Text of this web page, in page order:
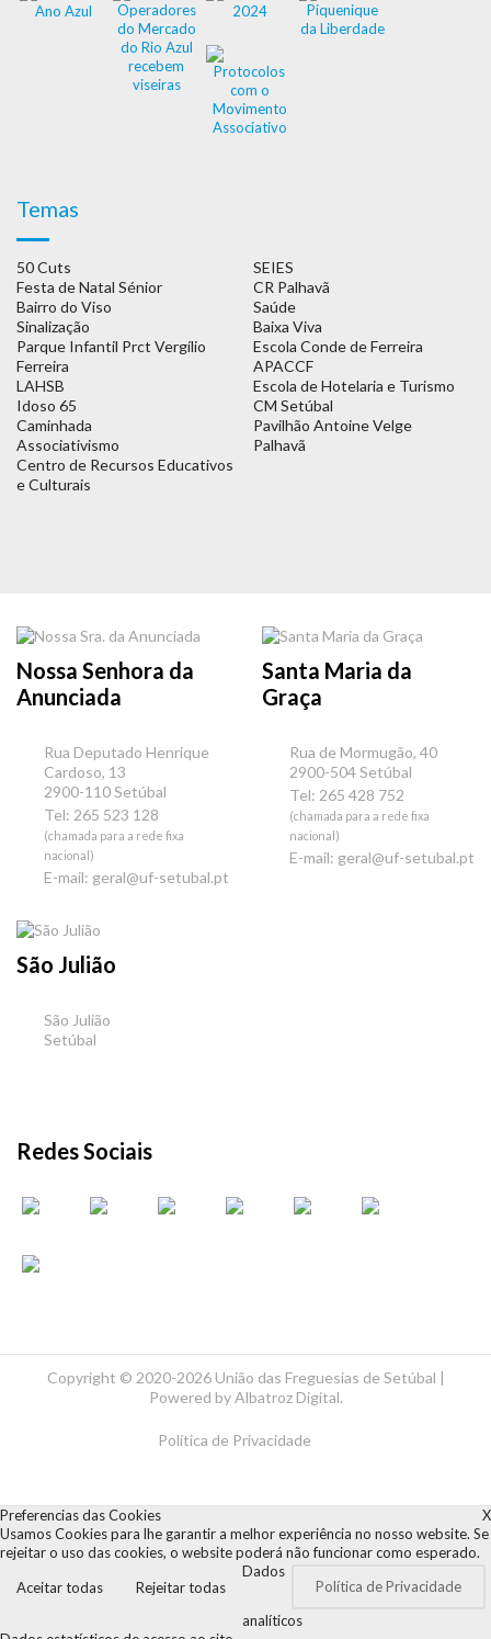
Temas
50 Cuts
Festa de Natal Sénior
Bairro do Viso
Sinalização
Parque Infantil Prct Vergílio
Ferreira
LAHSB
Idoso 65
Caminhada
Associativismo
Centro de Recursos Educativos
e Culturais
SEIES
CR Palhavã
Saúde
Baixa Viva
Escola Conde de Ferreira
APACCF
Escola de Hotelaria e Turismo
CM Setúbal
Pavilhão Antoine Velge
Palhavã
Nossa Senhora da
Anunciada
Rua Deputado Henrique
Cardoso, 13
2900-110 Setúbal
Tel: 265 523 128
(chamada para a rede fixa
nacional)
E-mail: geral@uf-setubal.pt
Santa Maria da
Graça
Rua de Mormugão, 40
2900-504 Setúbal
Tel: 265 428 752
(chamada para a rede fixa
nacional)
E-mail: geral@uf-setubal.pt
São Julião
São Julião
Setúbal
Redes Sociais
Copyright © 2020-2026 União das Freguesias de Setúbal |
Powered byAlbatroz Digital.
Política de Privacidade
X
Preferencias das Cookies
Usamos Cookies para lhe garantir a melhor experiência no nosso website. Se
rejeitar o uso das cookies, o website poderá não funcionar como esperado.
Aceitar todas
Rejeitar todas Política de Privacidade
Dados
analíticos